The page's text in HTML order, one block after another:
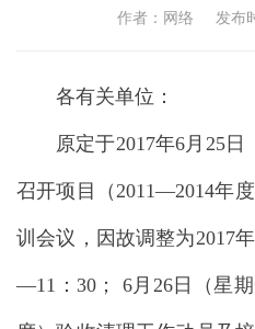
作者：网络 发布
各有关单位：
原定于2017年6月25
召开项目（2011—2014年
训会议，因故调整为2017
—11：30； 6月26日（星